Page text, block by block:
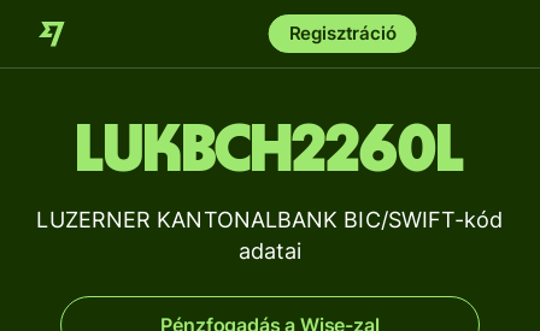
Regisztráció
LUKBCH2260L
LUZERNER KANTONALBANK BIC/SWIFT-kód
adatai
Pénzfogadás a Wise-zal